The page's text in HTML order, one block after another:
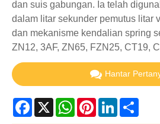
dan suis gabungan. Ia telah
dalam litar sekunder pemutus litar
dan mekanisme kendalian spring
ZN12, 3AF, ZN65, FZN25, CT19,
Hantar
Facebook
X WhatsApp
PinterestLinkedIn